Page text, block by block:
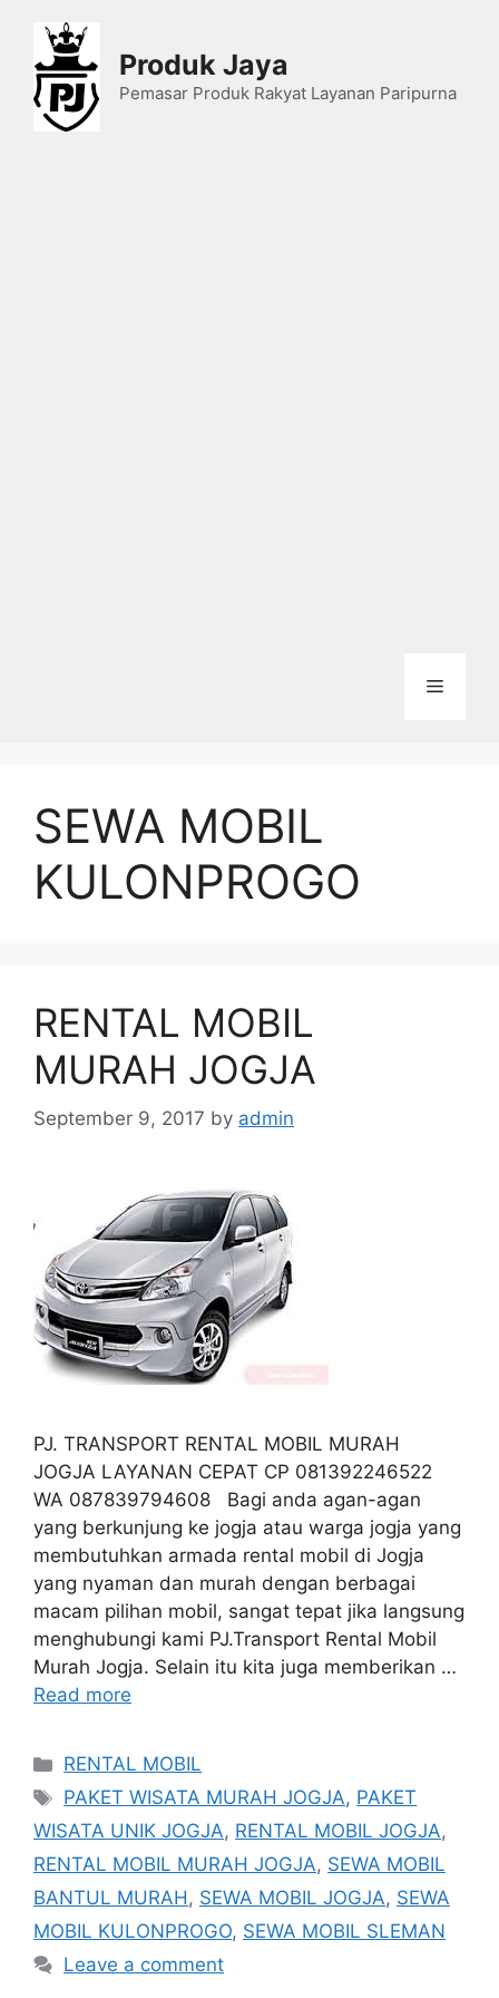
content
Produk Jaya
Pemasar Produk Rakyat Layanan Paripurna
Menu
SEWA MOBIL
KULONPROGO
RENTAL MOBIL
MURAH JOGJA
September 9, 2017 by admin
PJ. TRANSPORT RENTAL MOBIL MURAH
JOGJA LAYANAN CEPAT CP 081392246522
WA 087839794608 Bagi anda agan-agan
yang berkunjung ke jogja atau warga jogja yang
membutuhkan armada rental mobil di Jogja
yang nyaman dan murah dengan berbagai
macam pilihan mobil, sangat tepat jika langsung
menghubungi kami PJ.Transport Rental Mobil
Murah Jogja. Selain itu kita juga memberikan …
Read more
Categories
RENTAL MOBIL
Tags
PAKET WISATA MURAH JOGJA, PAKET
WISATA UNIK JOGJA, RENTAL MOBIL JOGJA,
RENTAL MOBIL MURAH JOGJA, SEWA MOBIL
BANTUL MURAH, SEWA MOBIL JOGJA, SEWA
MOBIL KULONPROGO, SEWA MOBIL SLEMAN
Leave a comment